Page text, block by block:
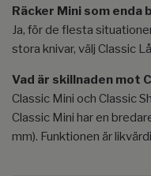
Räcker Mini som enda
Ja, för de flesta
stora knivar, välj Classic
Vad är skillnaden mot
Classic Mini och Classic
Classic Mini har en
mm). Funktionen är